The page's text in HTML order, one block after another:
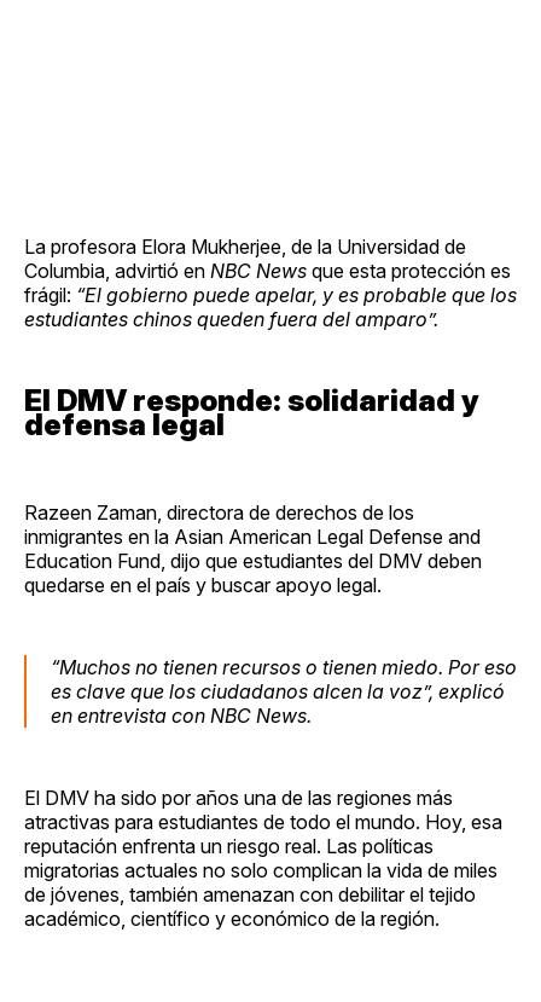
La profesora Elora Mukherjee, de la Universidad de
Columbia, advirtió en NBC News que esta protección es
frágil: “El gobierno puede apelar, y es probable que los
estudiantes chinos queden fuera del amparo”.
El DMV responde: solidaridad y
defensa legal
Razeen Zaman, directora de derechos de los
inmigrantes en la Asian American Legal Defense and
Education Fund, dijo que estudiantes del DMV deben
quedarse en el país y buscar apoyo legal.
“Muchos no tienen recursos o tienen miedo. Por eso
es clave que los ciudadanos alcen la voz”, explicó
en entrevista con NBC News.
El DMV ha sido por años una de las regiones más
atractivas para estudiantes de todo el mundo. Hoy, esa
reputación enfrenta un riesgo real. Las políticas
migratorias actuales no solo complican la vida de miles
de jóvenes, también amenazan con debilitar el tejido
académico, científico y económico de la región.